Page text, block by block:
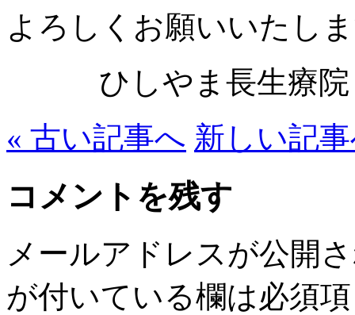
よろしくお願いいたし
ひしやま長生療院
« 古い記事へ 新しい記
コメントを残す
メールアドレスが公開
が付いている欄は必須